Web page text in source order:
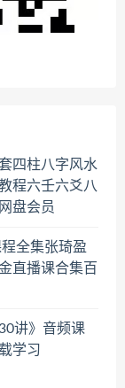
四柱八字风水
程六壬六爻八
盘会员
全集张琦盈
直播课合集百
讲》音频课
学习